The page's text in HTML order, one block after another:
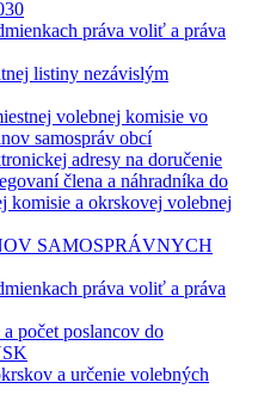
práva voliť a práva
listiny nezávislým
volebnej komisie vo
samospráv obcí
adresy na doručenie
člena a náhradníka do
komisie a okrskovej volebnej
SAMOSPRÁVNYCH
práva voliť a práva
počet poslancov do
a určenie volebných